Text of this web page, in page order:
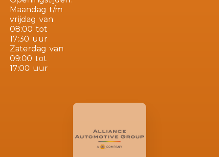
Maandag t/m
vrijdag van:
08:00 tot
17:30 uur
Zaterdag van
09:00 tot
17:00 uur